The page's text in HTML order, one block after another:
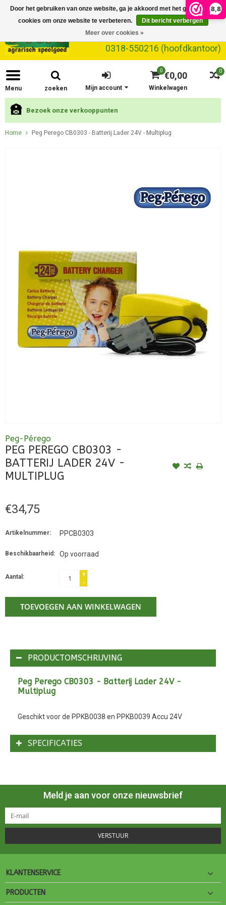
8,8
0318-550216 (hoofdkantoor)
Menu zoeken
0
0 €0,00
Winkelwagen
Mijn account
Bezoek onze verkooppunten
Home Peg Perego CB0303 - Batterij Lader 24V - Multiplug
Peg-Pérego
PEG PEREGO CB0303 -
BATTERIJ LADER 24V -
MULTIPLUG
€34,75
Artikelnummer: PPCB0303
Beschikbaarheid: Op voorraad
Aantal:
+
-
TOEVOEGEN AAN WINKELWAGEN
PRODUCTOMSCHRIJVING
Peg Perego CB0303 - Batterij Lader 24V -
Multiplug
Geschikt voor de PPKB0038 en PPKB0039 Accu 24V
SPECIFICATIES
Meld je aan voor onze nieuwsbrief
VERSTUUR
KLANTENSERVICE
PRODUCTEN
Door het gebruiken van onze website, ga je akkoord met het gebruik van
cookies om onze website te verbeteren.
Dit bericht verbergen
Meer over cookies »